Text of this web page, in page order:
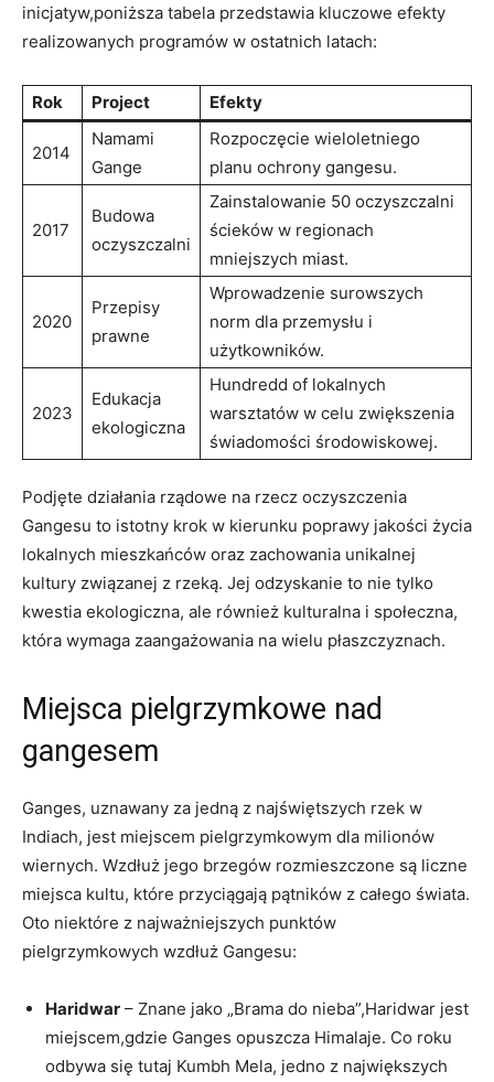
inicjatyw,poniższa tabela przedstawia kluczowe efekty
realizowanych programów w ostatnich latach:
Rok Project Efekty
2014
Namami
Gange
Rozpoczęcie wieloletniego
planu ochrony gangesu.
2017
Budowa
oczyszczalni
Zainstalowanie 50 oczyszczalni
ścieków w regionach
mniejszych miast.
2020
Przepisy
prawne
Wprowadzenie surowszych
norm dla przemysłu i
użytkowników.
2023
Edukacja
ekologiczna
Hundredd of lokalnych
warsztatów w celu zwiększenia
świadomości środowiskowej.
Podjęte działania rządowe na rzecz oczyszczenia
Gangesu to istotny krok w kierunku poprawy jakości życia
lokalnych mieszkańców oraz zachowania unikalnej
kultury związanej z rzeką. Jej odzyskanie to nie tylko
kwestia ekologiczna, ale również kulturalna i społeczna,
która wymaga zaangażowania na wielu płaszczyznach.
Miejsca pielgrzymkowe nad
gangesem
Ganges, uznawany za jedną z najświętszych rzek w
Indiach, jest miejscem pielgrzymkowym dla milionów
wiernych. Wzdłuż jego brzegów rozmieszczone są liczne
miejsca kultu, które przyciągają pątników z całego świata.
Oto niektóre z najważniejszych punktów
pielgrzymkowych wzdłuż Gangesu:
Haridwar – Znane jako „Brama do nieba”,Haridwar jest
miejscem,gdzie Ganges opuszcza Himalaje. Co roku
odbywa się tutaj Kumbh Mela, jedno z największych